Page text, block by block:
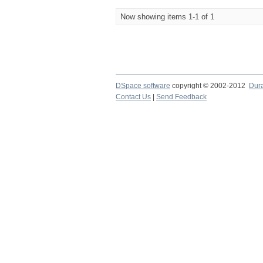
Now showing items 1-1 of 1
DSpace software copyright © 2002-2012
Contact Us
Send Feedback